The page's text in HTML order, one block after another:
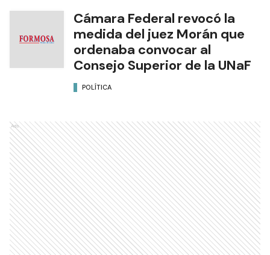
Cámara Federal revocó la
medida del juez Morán que
ordenaba convocar al
Consejo Superior de la UNaF
POLÍTICA
Ads